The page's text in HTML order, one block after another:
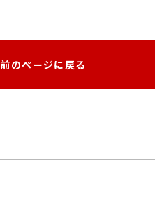
前のページに戻る